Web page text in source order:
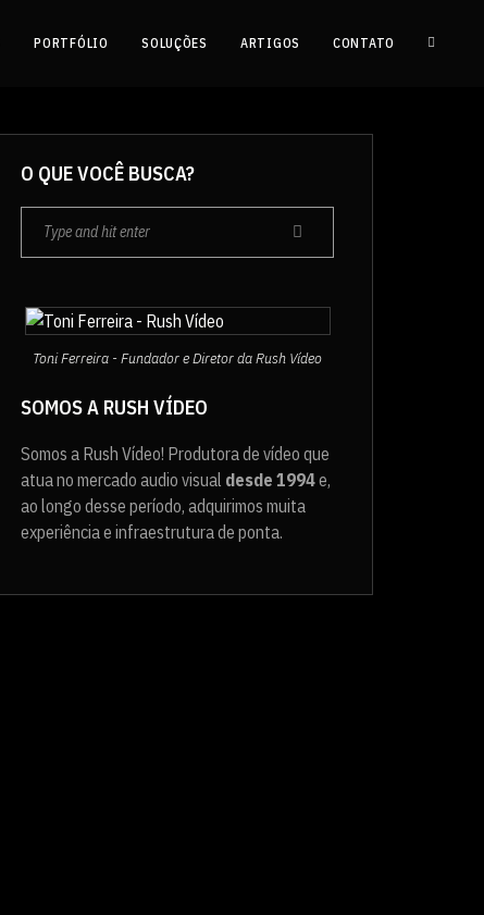
PORTFÓLIO SOLUÇÕES ARTIGOS CONTATO
O QUE VOCÊ BUSCA?
Toni Ferreira - Fundador e Diretor da Rush Vídeo
SOMOS A RUSH VÍDEO
Somos a Rush Vídeo! Produtora de vídeo que
atua no mercado audio visual desde 1994e,
ao longo desse período, adquirimos muita
experiência e infraestrutura de ponta.